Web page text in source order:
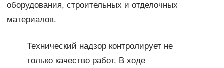
оборудования, строительных и отделочных
материалов.
Технический надзор контролирует не
только качество работ. В ходе